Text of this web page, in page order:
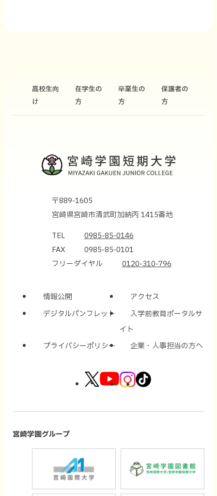
高校生向
け
在学生の
方
卒業生の
方
保護者の
方
〒889-1605
宮崎県宮崎市清武町加納丙 1415番地
TEL
0985-85-0146
FAX
0985-85-0101
フリーダイヤル
0120-310-796
情報公開
アクセス
デジタルパンフレット
入学前教育ポータルサ
イト
プライバシーポリシー
企業・人事担当の方へ
外
ト
を
別
外
ト
外
ト
外
ト
を
別
宮崎学園グループ
サ
サ